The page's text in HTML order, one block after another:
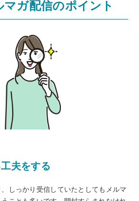
ガ配信のポイント
夫をする
しっかり受信していたとしてもメルマ